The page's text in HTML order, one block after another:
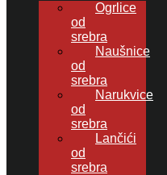
Ogrlice
od
srebra
Naušnice
od
srebra
Narukvice
od
srebra
Lančići
od
srebra